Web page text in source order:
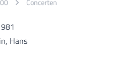
Concerten
Hans